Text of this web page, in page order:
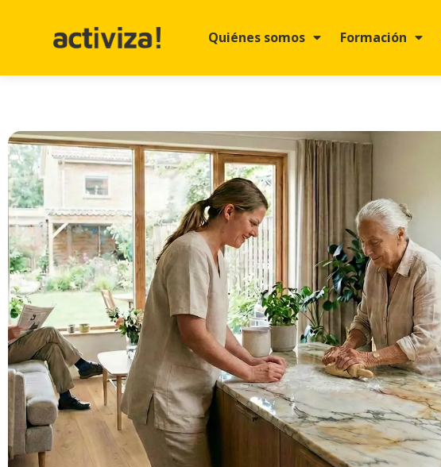
Quiénes somos Formación